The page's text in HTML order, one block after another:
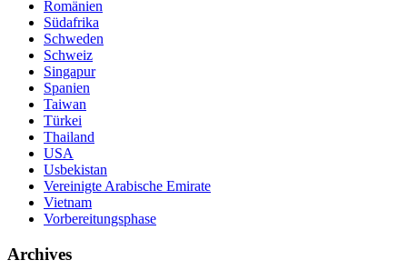
Romänien
Südafrika
Schweden
Schweiz
Singapur
Spanien
Taiwan
Türkei
Thailand
USA
Usbekistan
Vereinigte Arabische Emirate
Vietnam
Vorbereitungsphase
Archives